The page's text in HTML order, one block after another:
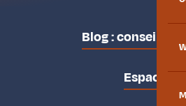
Blog : conseils
Espace